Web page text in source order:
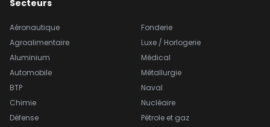
Secteurs
Aéronautique
Agroalimentaire
Aluminium
Automobile
BTP
Chimie
Défense
Fonderie
Luxe / Horlogerie
Médical
Métallurgie
Naval
Nucléaire
Pétrole et gaz